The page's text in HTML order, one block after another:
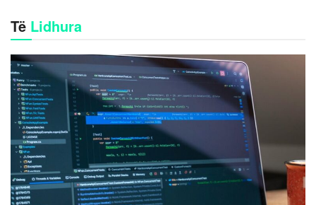
Të Lidhura